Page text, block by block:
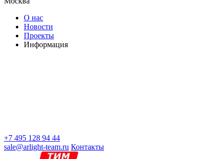
О нас
Новости
Проекты
Информация
+7 495 128 94 44
sale@arlight-team.ru Контакты